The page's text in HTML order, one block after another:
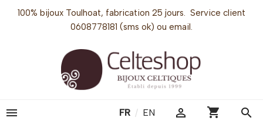
100% bijoux Toulhoat, fabrication 25 jours. Service client
0608778181 (sms ok) ou email.
 FR / EN  shopping_cart search